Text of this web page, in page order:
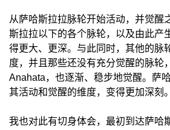
从萨哈斯拉拉脉轮开始活动，并觉醒
斯拉拉以下的各个脉轮，以及由此产
得更大、更深。与此同时，其他的脉
度，并且那些还没有充分觉醒的脉轮
Anahata，也逐渐、稳步地觉醒。萨
其活动和觉醒的维度，变得更加深刻
我也对此有切身体会，最初到达萨哈